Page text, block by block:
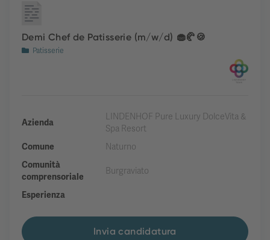
Demi Chef de Patisserie (m/w/d) 🧁🥐🍪
Patisserie
Azienda
LINDENHOF Pure Luxury DolceVita &
Spa Resort
Comune
Naturno
Comunità
comprensoriale
Burgraviato
Esperienza
Invia candidatura